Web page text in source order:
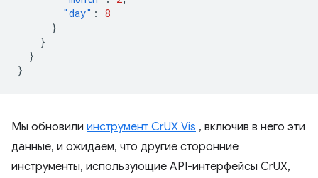
"day" :
8
}
}
}
}
Мы обновили инструмент CrUX Vis , включив в него эти
данные, и ожидаем, что другие сторонние
инструменты, использующие API-интерфейсы CrUX,